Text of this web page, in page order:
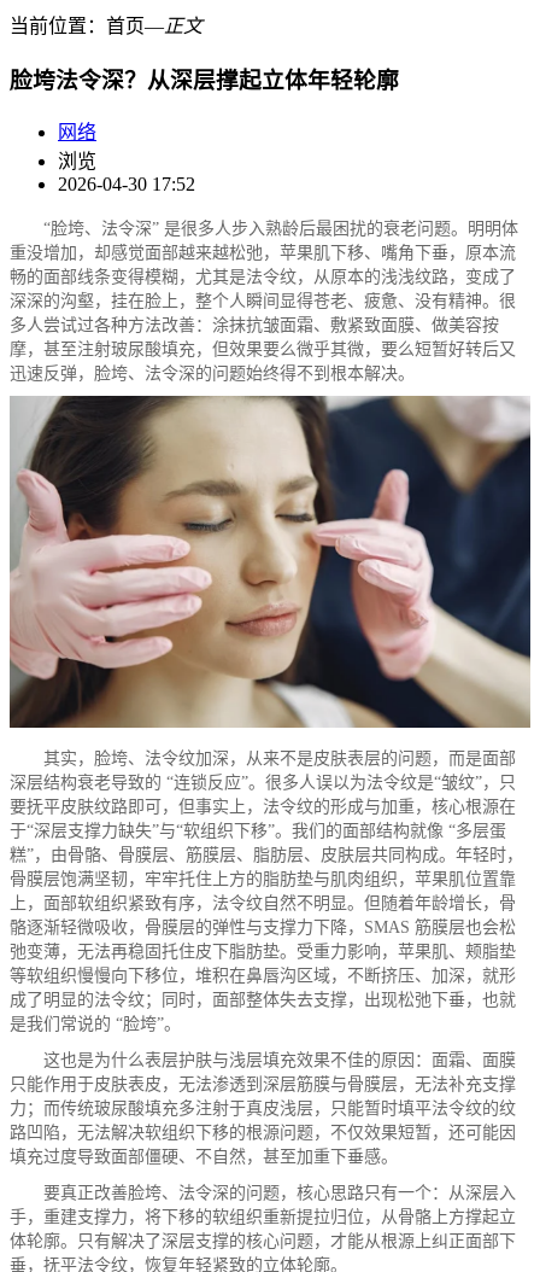
当前位置： 首页―正文
脸垮法令深？从深层撑起立体年轻轮廓
网络
浏览
2026-04-30 17:52
“脸垮、法令深” 是很多人步入熟龄后最困扰的衰老问题。明明体
重没增加，却感觉面部越来越松弛，苹果肌下移、嘴角下垂，原本流
畅的面部线条变得模糊，尤其是法令纹，从原本的浅浅纹路，变成了
深深的沟壑，挂在脸上，整个人瞬间显得苍老、疲惫、没有精神。很
多人尝试过各种方法改善：涂抹抗皱面霜、敷紧致面膜、做美容按
摩，甚至注射玻尿酸填充，但效果要么微乎其微，要么短暂好转后又
迅速反弹，脸垮、法令深的问题始终得不到根本解决。
其实，脸垮、法令纹加深，从来不是皮肤表层的问题，而是面部
深层结构衰老导致的 “连锁反应”。很多人误以为法令纹是“皱纹”，只
要抚平皮肤纹路即可，但事实上，法令纹的形成与加重，核心根源在
于“深层支撑力缺失”与“软组织下移”。我们的面部结构就像 “多层蛋
糕”，由骨骼、骨膜层、筋膜层、脂肪层、皮肤层共同构成。年轻时，
骨膜层饱满坚韧，牢牢托住上方的脂肪垫与肌肉组织，苹果肌位置靠
上，面部软组织紧致有序，法令纹自然不明显。但随着年龄增长，骨
骼逐渐轻微吸收，骨膜层的弹性与支撑力下降，SMAS 筋膜层也会松
弛变薄，无法再稳固托住皮下脂肪垫。受重力影响，苹果肌、颊脂垫
等软组织慢慢向下移位，堆积在鼻唇沟区域，不断挤压、加深，就形
成了明显的法令纹；同时，面部整体失去支撑，出现松弛下垂，也就
是我们常说的 “脸垮”。
这也是为什么表层护肤与浅层填充效果不佳的原因：面霜、面膜
只能作用于皮肤表皮，无法渗透到深层筋膜与骨膜层，无法补充支撑
力；而传统玻尿酸填充多注射于真皮浅层，只能暂时填平法令纹的纹
路凹陷，无法解决软组织下移的根源问题，不仅效果短暂，还可能因
填充过度导致面部僵硬、不自然，甚至加重下垂感。
要真正改善脸垮、法令深的问题，核心思路只有一个：从深层入
手，重建支撑力，将下移的软组织重新提拉归位，从骨骼上方撑起立
体轮廓。只有解决了深层支撑的核心问题，才能从根源上纠正面部下
垂，抚平法令纹，恢复年轻紧致的立体轮廓。